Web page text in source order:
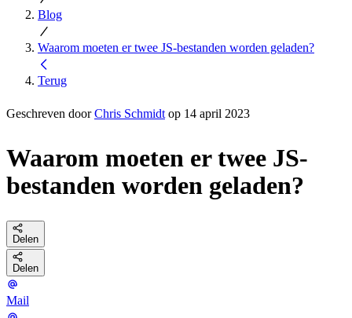
Blog
Waarom moeten er twee JS-bestanden worden geladen?
Terug
Geschreven doorChris Schmidt op 14 april 2023
Waarom moeten er twee JS-
bestanden worden geladen?
Delen
Delen
Mail